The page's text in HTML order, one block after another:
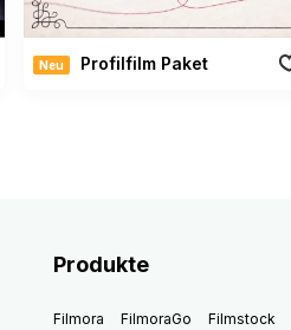
Neu Profilfilm Paket
Produkte
Filmora FilmoraGo Filmstock